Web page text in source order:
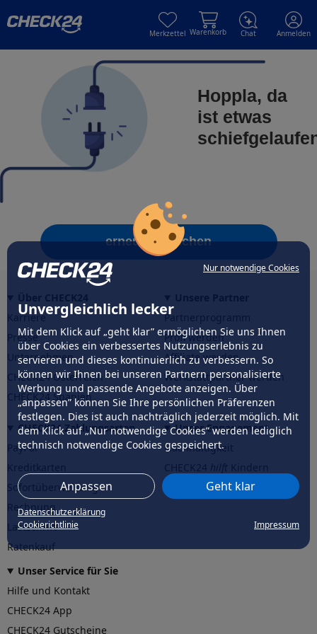
Nur notwendige Cookies
Unvergleichlich lecker
Mit dem Klick auf „geht klar” ermöglichen Sie uns Ihnen
über Cookies ein verbessertes Nutzungserlebnis zu
servieren und dieses kontinuierlich zu verbessern. So
können wir Ihnen bei unseren Partnern personalisierte
Werbung und passende Angebote anzeigen. Über
„anpassen” können Sie Ihre persönlichen Präferenzen
festlegen. Dies ist auch nachträglich jederzeit möglich. Mit
dem Klick auf „Nur notwendige Cookies” werden lediglich
technisch notwendige Cookies gespeichert.
Anpassen Geht klar
Datenschutzerklärung
Cookierichtlinie
Impressum
Merkzettel Warenkorb Chat Anmelden
Hoppla, da
ist etwas
erneut versuchen
Karriere
Presse
Unternehmen
CHECK24 Österreich
CHECK24 Spanien
Partnerprogramm
Profi werden
Affiliate werden
Werkstattpartner werden
CHECK24 Zahlungsarten
PayPal
Sofortüberweisung
Rechnung
Lastschrift
Ratenkauf
Unser Engagement
Nachhaltigkeit
CHECK24hilftder Natur
Unser Service für Sie
Hilfe und Kontakt
CHECK24 App
CHECK24 Gutscheine